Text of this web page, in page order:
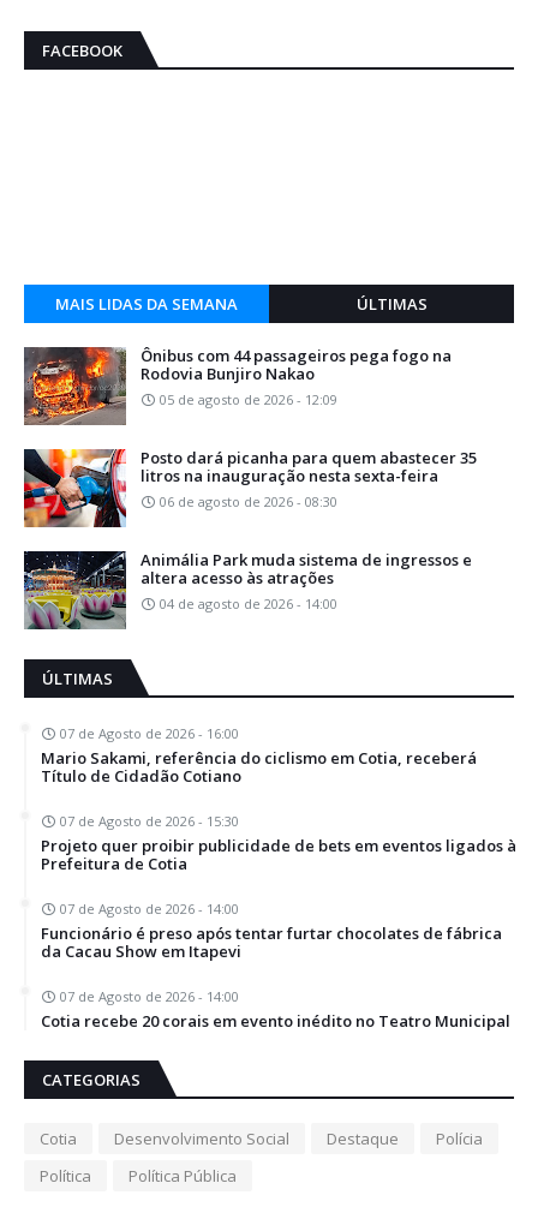
FACEBOOK
MAIS LIDAS DA SEMANA ÚLTIMAS
Ônibus com 44 passageiros pega fogo na
Rodovia Bunjiro Nakao
05 de agosto de 2026 - 12:09
Posto dará picanha para quem abastecer 35
litros na inauguração nesta sexta-feira
06 de agosto de 2026 - 08:30
Animália Park muda sistema de ingressos e
altera acesso às atrações
04 de agosto de 2026 - 14:00
ÚLTIMAS
07 de Agosto de 2026 - 16:00
Mario Sakami, referência do ciclismo em Cotia, receberá
Título de Cidadão Cotiano
07 de Agosto de 2026 - 15:30
Projeto quer proibir publicidade de bets em eventos ligados à
Prefeitura de Cotia
07 de Agosto de 2026 - 14:00
Funcionário é preso após tentar furtar chocolates de fábrica
da Cacau Show em Itapevi
07 de Agosto de 2026 - 14:00
Cotia recebe 20 corais em evento inédito no Teatro Municipal
CATEGORIAS
Cotia Desenvolvimento Social Destaque
Polícia
Política
Política Pública